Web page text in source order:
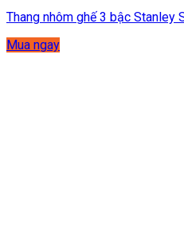
Thang nhôm ghế 3 bậc Stanley
Mua ngay